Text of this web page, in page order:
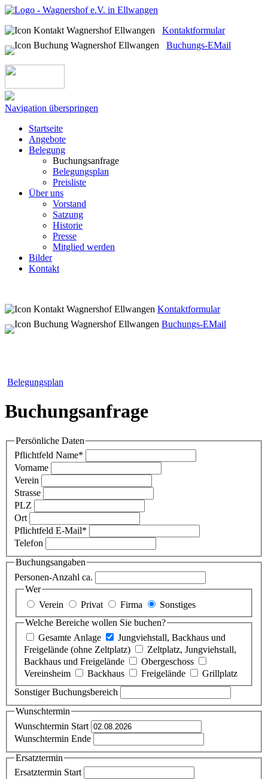
Kontaktformular
Buchungs-EMail
Navigation überspringen
Startseite
Angebote
Belegung
Buchungsanfrage
Belegungsplan
Preisliste
Über uns
Vorstand
Satzung
Historie
Presse
Mitglied werden
Bilder
Kontakt
Kontaktformular
Buchungs-EMail
Belegungsplan
Buchungsanfrage
Persönliche Daten
Pflichtfeld Name*
Vorname
Verein
Strasse
PLZ
Ort
Pflichtfeld E-Mail*
Telefon
Buchungsangaben
Personen-Anzahl ca.
Wer
Verein
Privat Firma
Sonstiges
Welche Bereiche wollen Sie buchen?
Gesamte Anlage
Jungviehstall, Backhaus und
Freigelände (ohne Zeltplatz)
Zeltplatz, Jungviehstall,
Backhaus und Freigelände
Obergeschoss
Vereinsheim
Backhaus Freigelände
Grillplatz
Sonstiger Buchungsbereich
Wunschtermin
Wunschtermin Start
Wunschtermin Ende
Ersatztermin
Ersatztermin Start